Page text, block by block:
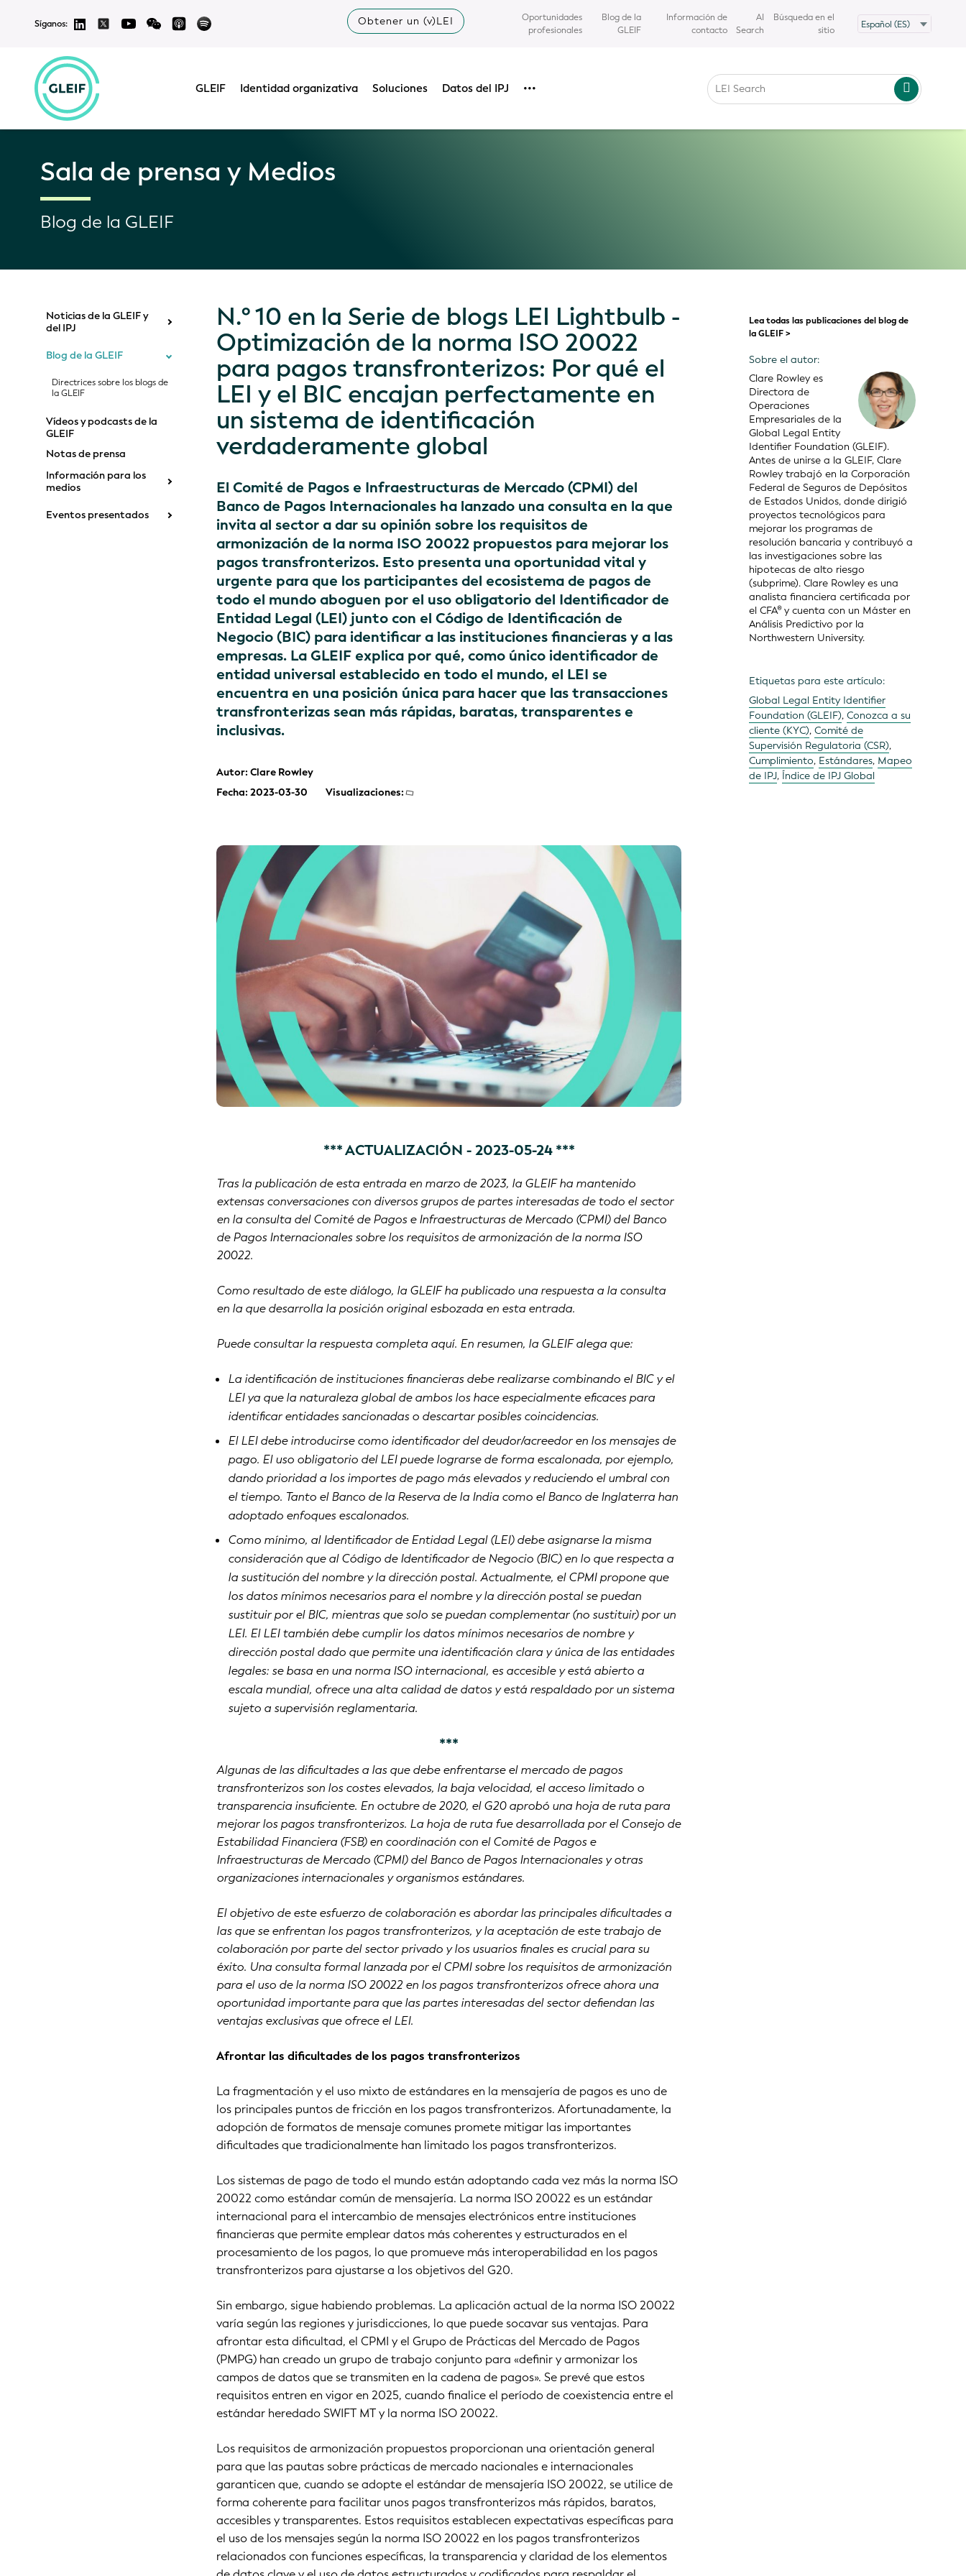
Síganos: Obtener un (v)LEI
Oportunidades
profesionales
Blog de la
GLEIF
Información de
contacto
AI
Search
Búsqueda en el
sitio
GLEIF Identidad organizativa Soluciones Datos del IPJ •••
Sala de prensa y Medios
Blog de la GLEIF
Noticias de la GLEIF y
del IPJ
Blog de la GLEIF
Directrices sobre los blogs de
la GLEIF
Vídeos y podcasts de la
GLEIF
Notas de prensa
Información para los
medios
Eventos presentados
N.º 10 en la Serie de blogs LEI Lightbulb -
Optimización de la norma ISO 20022
para pagos transfronterizos: Por qué el
LEI y el BIC encajan perfectamente en
un sistema de identificación
verdaderamente global
El Comité de Pagos e Infraestructuras de Mercado (CPMI) del
Banco de Pagos Internacionales ha lanzado una consulta en la que
invita al sector a dar su opinión sobre los requisitos de
armonización de la norma ISO 20022 propuestos para mejorar los
pagos transfronterizos. Esto presenta una oportunidad vital y
urgente para que los participantes del ecosistema de pagos de
todo el mundo aboguen por el uso obligatorio del Identificador de
Entidad Legal (LEI) junto con el Código de Identificación de
Negocio (BIC) para identificar a las instituciones financieras y a las
empresas. La GLEIF explica por qué, como único identificador de
entidad universal establecido en todo el mundo, el LEI se
encuentra en una posición única para hacer que las transacciones
transfronterizas sean más rápidas, baratas, transparentes e
inclusivas.
Autor: Clare Rowley
Fecha: 2023-03-30
Visualizaciones:
*** ACTUALIZACIÓN - 2023-05-24 ***
Tras la publicación de esta entrada en marzo de 2023, la GLEIF ha mantenido
extensas conversaciones con diversos grupos de partes interesadas de todo el sector
en la consulta del Comité de Pagos e Infraestructuras de Mercado (CPMI) del Banco
de Pagos Internacionales sobre los requisitos de armonización de la norma ISO
20022.
Como resultado de este diálogo, la GLEIF ha publicado una respuesta a la consulta
en la que desarrolla la posición original esbozada en esta entrada.
Puede consultar la respuesta completa aquí. En resumen, la GLEIF alega que:
La identificación de instituciones financieras debe realizarse combinando el BIC y el
LEI ya que la naturaleza global de ambos los hace especialmente eficaces para
identificar entidades sancionadas o descartar posibles coincidencias.
El LEI debe introducirse como identificador del deudor/acreedor en los mensajes de
pago. El uso obligatorio del LEI puede lograrse de forma escalonada, por ejemplo,
dando prioridad a los importes de pago más elevados y reduciendo el umbral con
el tiempo. Tanto el Banco de la Reserva de la India como el Banco de Inglaterra han
adoptado enfoques escalonados.
Como mínimo, al Identificador de Entidad Legal (LEI) debe asignarse la misma
consideración que al Código de Identificador de Negocio (BIC) en lo que respecta a
la sustitución del nombre y la dirección postal. Actualmente, el CPMI propone que
los datos mínimos necesarios para el nombre y la dirección postal se puedan
sustituir por el BIC, mientras que solo se puedan complementar (no sustituir) por un
LEI. El LEI también debe cumplir los datos mínimos necesarios de nombre y
dirección postal dado que permite una identificación clara y única de las entidades
legales: se basa en una norma ISO internacional, es accesible y está abierto a
escala mundial, ofrece una alta calidad de datos y está respaldado por un sistema
sujeto a supervisión reglamentaria.
***
Algunas de las dificultades a las que debe enfrentarse el mercado de pagos
transfronterizos son los costes elevados, la baja velocidad, el acceso limitado o
transparencia insuficiente. En octubre de 2020, el G20 aprobó una hoja de ruta para
mejorar los pagos transfronterizos. La hoja de ruta fue desarrollada por el Consejo de
Estabilidad Financiera (FSB) en coordinación con el Comité de Pagos e
Infraestructuras de Mercado (CPMI) del Banco de Pagos Internacionales y otras
organizaciones internacionales y organismos estándares.
El objetivo de este esfuerzo de colaboración es abordar las principales dificultades a
las que se enfrentan los pagos transfronterizos, y la aceptación de este trabajo de
colaboración por parte del sector privado y los usuarios finales es crucial para su
éxito. Una consulta formal lanzada por el CPMI sobre los requisitos de armonización
para el uso de la norma ISO 20022 en los pagos transfronterizos ofrece ahora una
oportunidad importante para que las partes interesadas del sector defiendan las
ventajas exclusivas que ofrece el LEI.
Afrontar las dificultades de los pagos transfronterizos
La fragmentación y el uso mixto de estándares en la mensajería de pagos es uno de
los principales puntos de fricción en los pagos transfronterizos. Afortunadamente, la
adopción de formatos de mensaje comunes promete mitigar las importantes
dificultades que tradicionalmente han limitado los pagos transfronterizos.
Los sistemas de pago de todo el mundo están adoptando cada vez más la norma ISO
20022 como estándar común de mensajería. La norma ISO 20022 es un estándar
internacional para el intercambio de mensajes electrónicos entre instituciones
financieras que permite emplear datos más coherentes y estructurados en el
procesamiento de los pagos, lo que promueve más interoperabilidad en los pagos
transfronterizos para ajustarse a los objetivos del G20.
Sin embargo, sigue habiendo problemas. La aplicación actual de la norma ISO 20022
varía según las regiones y jurisdicciones, lo que puede socavar sus ventajas. Para
afrontar esta dificultad, el CPMI y el Grupo de Prácticas del Mercado de Pagos
(PMPG) han creado un grupo de trabajo conjunto para «definir y armonizar los
campos de datos que se transmiten en la cadena de pagos». Se prevé que estos
requisitos entren en vigor en 2025, cuando finalice el período de coexistencia entre el
estándar heredado SWIFT MT y la norma ISO 20022.
Los requisitos de armonización propuestos proporcionan una orientación general
para que las pautas sobre prácticas de mercado nacionales e internacionales
garanticen que, cuando se adopte el estándar de mensajería ISO 20022, se utilice de
forma coherente para facilitar unos pagos transfronterizos más rápidos, baratos,
accesibles y transparentes. Estos requisitos establecen expectativas específicas para
el uso de los mensajes según la norma ISO 20022 en los pagos transfronterizos
relacionados con funciones específicas, la transparencia y claridad de los elementos
Lea todas las publicaciones del blog de
la GLEIF >
Sobre el autor:
Clare Rowley es
Directora de
Operaciones
Empresariales de la
Global Legal Entity
Identifier Foundation (GLEIF).
Antes de unirse a la GLEIF, Clare
Rowley trabajó en la Corporación
Federal de Seguros de Depósitos
de Estados Unidos, donde dirigió
proyectos tecnológicos para
mejorar los programas de
resolución bancaria y contribuyó a
las investigaciones sobre las
hipotecas de alto riesgo
(subprime). Clare Rowley es una
analista financiera certificada por
el CFA® y cuenta con un Máster en
Análisis Predictivo por la
Northwestern University.
Etiquetas para este artículo:
Global Legal Entity Identifier
Foundation (GLEIF), Conozca a su
cliente (KYC), Comité de
Supervisión Regulatoria (CSR),
Cumplimiento, Estándares, Mapeo
de IPJ, Índice de IPJ Global